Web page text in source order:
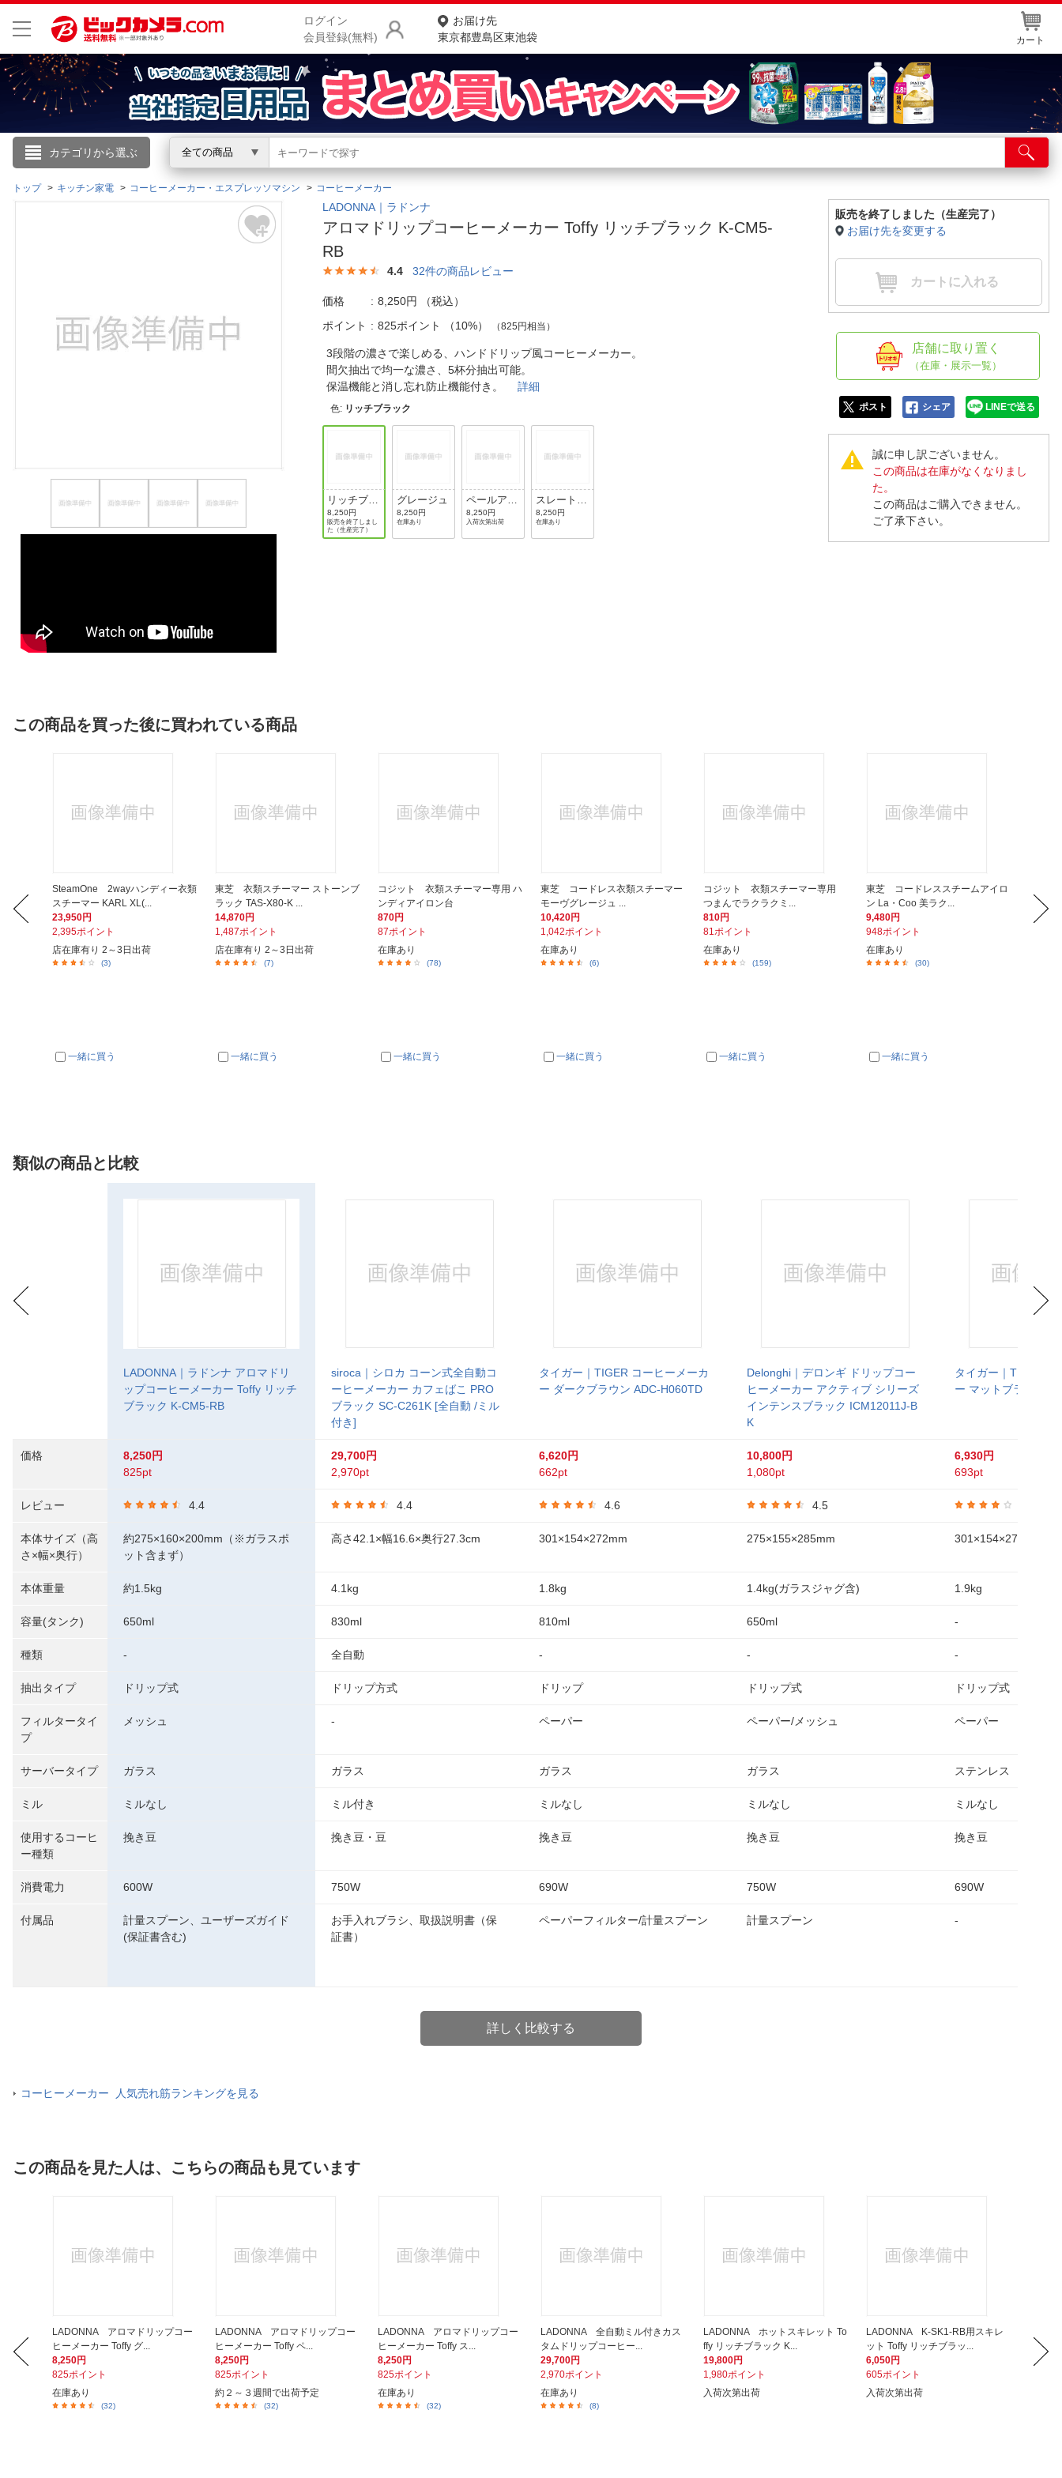
ログイン
会員登録(無料)
お届け先
東京都豊島区東池袋
カート
カテゴリから選ぶ 全ての商品
こんにちは
ログイン
閲覧履歴
商品をさがす
ランキングからさがす
カテゴリ一覧からさがす
お客様サポート
ご利用ガイド
よくある質問・お問合せ
ご利用規約
店舗サービス
ネット取り置き
店舗情報・店舗一覧
トップ キッチン家電 コーヒーメーカー・エスプレッソマシン コーヒーメーカー
LADONNA｜ラドンナ
アロマドリップコーヒーメーカー Toffy リッチブラック K-CM5-
RB
4.4 32件の商品レビュー
価格 8,250円
（税込）
ポイント
825ポイント （10%） （825円相当）
3段階の濃さで楽しめる、ハンドドリップ風コーヒーメーカー。
間欠抽出で均一な濃さ、5杯分抽出可能。
保温機能と消し忘れ防止機能付き。詳細
色: リッチブラック
リッチブラ
ック
8,250円
販売を終了しまし
た（生産完了）
グレージュ
8,250円
在庫あり
ペールアク
ア
8,250円
入荷次第出荷
スレートグ
リーン
8,250円
在庫あり
販売を終了しました（生産完了）
お届け先を変更する
カートに入れる
店舗に取り置く
（在庫・展示一覧）
ポスト シェア LINEで送る
誠に申し訳ございません。
この商品は在庫がなくなりまし
た。
この商品はご購入できません。
ご了承下さい。
この商品を買った後に買われている商品
SteamOne 2wayハンディー衣類
スチーマー KARL XL(...
23,950円
2,395ポイント
店在庫有り 2～3日出荷
(3)
一緒に買う
東芝 衣類スチーマー ストーンブ
ラック TAS-X80-K ...
14,870円
1,487ポイント
店在庫有り 2～3日出荷
(7)
一緒に買う
コジット 衣類スチーマー専用 ハ
ンディアイロン台
870円
87ポイント
在庫あり
(78)
一緒に買う
東芝 コードレス衣類スチーマー
モーヴグレージュ ...
10,420円
1,042ポイント
在庫あり
(6)
一緒に買う
コジット 衣類スチーマー専用
つまんでラクラクミ...
810円
81ポイント
在庫あり
(159)
一緒に買う
東芝 コードレススチームアイロ
ン La・Coo 美ラク...
9,480円
948ポイント
在庫あり
(30)
一緒に買う
ミト
937円
類似の商品と比較
価格
レビュー
本体サイズ（高
さ×幅×奥行）
本体重量
容量(タンク)
種類
抽出タイプ
フィルタータイ
プ
サーバータイプ
ミル
使用するコーヒ
ー種類
消費電力
付属品
LADONNA｜ラドンナ アロマドリ
ップコーヒーメーカー Toffy リッチ
ブラック K-CM5-RB
8,250円
825pt
4.4
約275×160×200mm（※ガラスポ
ット含まず）
約1.5kg
650ml
-
ドリップ式
メッシュ
ガラス
ミルなし
挽き豆
600W
計量スプーン、ユーザーズガイド
(保証書含む)
siroca｜シロカ コーン式全自動コ
ーヒーメーカー カフェばこ PRO
ブラック SC-C261K [全自動 /ミル
付き]
29,700円
2,970pt
4.4
高さ42.1×幅16.6×奥行27.3cm
4.1kg
830ml
全自動
ドリップ方式
-
ガラス
ミル付き
挽き豆・豆
750W
お手入れブラシ、取扱説明書（保
証書）
タイガー｜TIGER コーヒーメーカ
ー ダークブラウン ADC-H060TD
6,620円
662pt
4.6
301×154×272mm
1.8kg
810ml
-
ドリップ
ペーパー
ガラス
ミルなし
挽き豆
690W
ペーパーフィルター/計量スプーン
Delonghi｜デロンギ ドリップコー
ヒーメーカー アクティブ シリーズ
インテンスブラック ICM12011J-B
K
10,800円
1,080pt
4.5
275×155×285mm
1.4kg(ガラスジャグ含)
650ml
-
ドリップ式
ペーパー/メッシュ
ガラス
ミルなし
挽き豆
750W
計量スプーン
タイガー｜TIGER コ
ー マットブラック
6,930円
693pt
301×154×272mm
1.9kg
-
-
ドリップ式
ペーパー
ステンレス
ミルなし
挽き豆
690W
-
詳しく比較する
コーヒーメーカー 人気売れ筋ランキングを見る
この商品を見た人は、こちらの商品も見ています
LADONNA アロマドリップコー
ヒーメーカー Toffy グ...
8,250円
825ポイント
在庫あり
(32)
LADONNA アロマドリップコー
ヒーメーカー Toffy ペ...
8,250円
825ポイント
約２～３週間で出荷予定
(32)
LADONNA アロマドリップコー
ヒーメーカー Toffy ス...
8,250円
825ポイント
在庫あり
(32)
LADONNA 全自動ミル付きカス
タムドリップコーヒー...
29,700円
2,970ポイント
在庫あり
(8)
LADONNA ホットスキレット To
ffy リッチブラック K...
19,800円
1,980ポイント
入荷次第出荷
LADONNA K-SK1-RB用スキレ
ット Toffy リッチブラッ...
6,050円
605ポイント
入荷次第出荷
み傘
2,640円